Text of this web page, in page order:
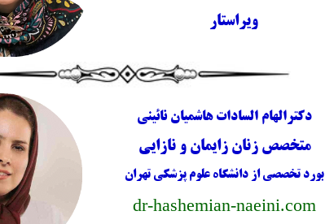
ویراستار
دکترالهام السادات هاشمیان نائینی
متخصص زنان زایمان و نازایی
بورد تخصصی از دانشگاه علوم پزشکی تهران
dr-hashemian-naeini.com